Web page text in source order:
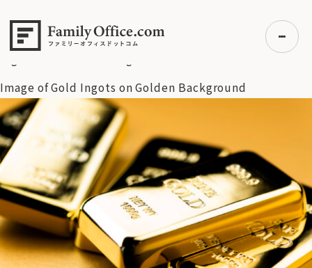
初めての方へ
ご利用の流れ・プラン
事例紹介
エキスパート一覧
無料講座
コラム
利用者の声
金価格急騰が映す2026年の世界的混乱
Image of Gold
Image of Gold Ingots on Golden Background